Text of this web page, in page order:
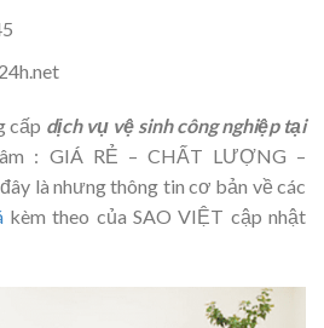
cấp dịch vụ vệ sinh công nghiệp tại
: GIÁ RẺ – CHẤT LƯỢNG –
là nhưng thông tin cơ bản về các
kèm theo của SAO VIỆT cập nhật